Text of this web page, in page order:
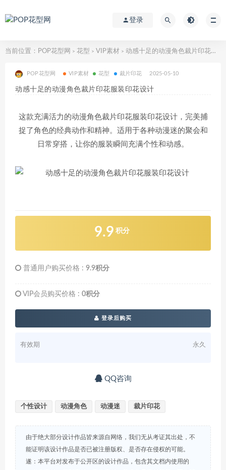
登录
当前位置： POP花型网 > 花型 > VIP素材 > 动感十足的动漫角色裁片印花服装印花设计
POP花型网 VIP素材 花型 裁片印花 2025-05-10
动感十足的动漫角色裁片印花服装印花设计
这款充满活力的动漫角色裁片印花服装印花设计，完美捕
捉了角色的经典动作和精神。适用于各种动漫迷的聚会和
日常穿搭，让你的服装瞬间充满个性和动感。
9.9 积分
普通用户购买价格 : 9.9积分
VIP会员购买价格 : 0积分
登录后购买
有效期 永久
QQ咨询
个性设计 动漫角色 动漫迷 裁片印花
由于绝大部分设计作品皆来源自网络，我们无从考证其出处，不
能证明该设计作品是否已被注册版权、是否存在侵权的可能。
遂：本平台对发布于公开区的设计作品，包含其文档内使用的